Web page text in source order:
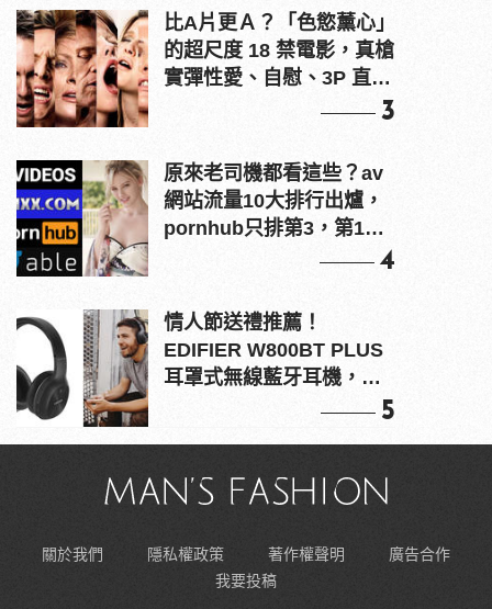
比A片更Ａ？「色慾薰心」
的超尺度 18 禁電影，真槍
實彈性愛、自慰、3P 直接
3
原來老司機都看這些？av
網站流量10大排行出爐，
pornhub只排第3，第1名
4
情人節送禮推薦！
EDIFIER W800BT PLUS
耳罩式無線藍牙耳機，在
5
關於我們 隱私權政策 著作權聲明
廣告合作
我要投稿